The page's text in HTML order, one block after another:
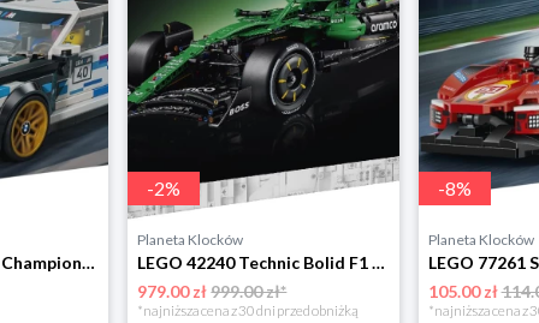
LEGO 77263 Speed Champions BMW M3 (E30) Lego
-2%
Planeta Klocków
LEGO 42240 Technic Bolid F1 Aston Martin Aramco AMR25 Lego
979.00 zł999.00 zł*
*najniższa cena z 30 dni przed obniżką
-8%
Planeta Klocków
105.00 zł
*najniższa cena z